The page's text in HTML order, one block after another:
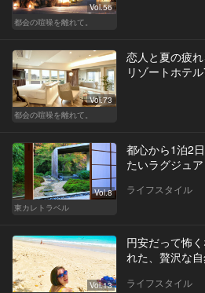
Vol.56
都会の喧噪を離れて。
Vol.73
都会の喧噪を離れて。
恋人と夏の疲
リゾートホテ
Vol.8
東カレトラベル
都心から1泊2
たいラグジュ
ライフスタイル
Vol.13
円安だって怖
れた、贅沢な
ライフスタイル